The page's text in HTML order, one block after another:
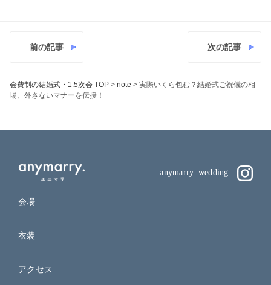
前の記事 次の記事
会費制の結婚式・1.5次会 TOP > note > 実際いくら包む？結婚式ご祝儀の相
場、外さないマナーを伝授！
anymarry_wedding
会場
衣装
アクセス